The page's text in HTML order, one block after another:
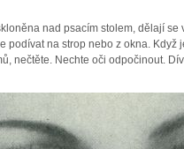
nad psacím stolem, dělají se
podívat na strop nebo z okna. Když
nečtěte. Nechte oči odpočinout.